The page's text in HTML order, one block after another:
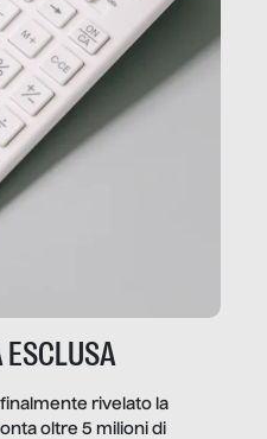
ESCLUSA
finalmente rivelato la
oltre 5 milioni di